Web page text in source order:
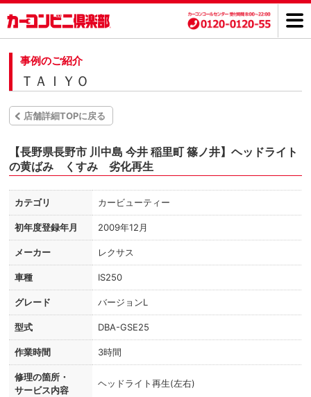
事例のご紹介
ＴＡＩＹＯ
店舗詳細TOPに戻る
【長野県長野市 川中島 今井 稲里町 篠ノ井】ヘッドライト
の黄ばみ くすみ 劣化再生
カテゴリ カービューティー
初年度登録年月 2009年12月
メーカー レクサス
車種 IS250
グレード バージョンL
型式 DBA-GSE25
作業時間 3時間
修理の箇所・
サービス内容
ヘッドライト再生(左右)